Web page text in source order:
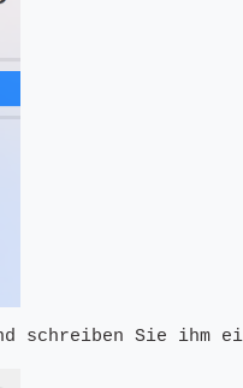
schreiben Sie ihm